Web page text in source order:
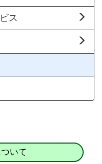
ス
いて